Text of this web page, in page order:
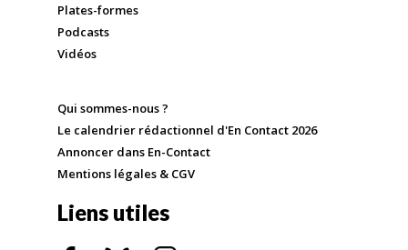
Plates-formes
Podcasts
Vidéos
Qui sommes-nous ?
Le calendrier rédactionnel d'En Contact 2026
Annoncer dans En-Contact
Mentions légales & CGV
Liens utiles